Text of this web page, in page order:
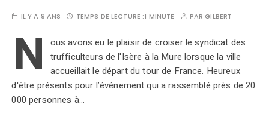
IL Y A 9 ANS TEMPS DE LECTURE :1 MINUTE PARGILBERT
N
ous avons eu le plaisir de croiser le syndicat des
trufficulteurs de l'Isère à la Mure lorsque la ville
accueillait le départ du tour de France. Heureux
d'être présents pour l’événement qui a rassemblé près de 20
000 personnes à…